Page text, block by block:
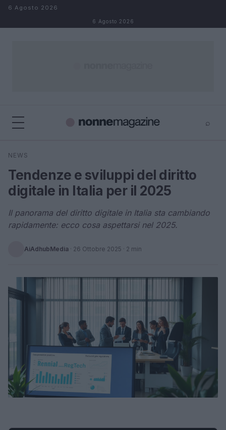
Salta al contenuto
6 Agosto 2026
6 Agosto 2026
⌕
Cerca
NEWS
Tendenze e sviluppi del diritto
digitale in Italia per il 2025
Il panorama del diritto digitale in Italia sta cambiando
rapidamente: ecco cosa aspettarsi nel 2025.
AiAdhubMedia · 26 Ottobre 2025 · 2 min